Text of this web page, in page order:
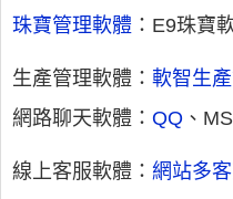
珠寶管理軟體 ：E9珠寶
生產管理軟體： 軟智生
網路聊天軟體： QQ 、
線上客服軟體： 網站多